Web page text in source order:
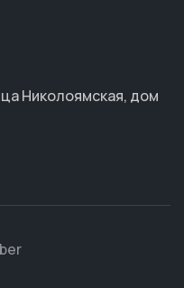
Николоямская, дом